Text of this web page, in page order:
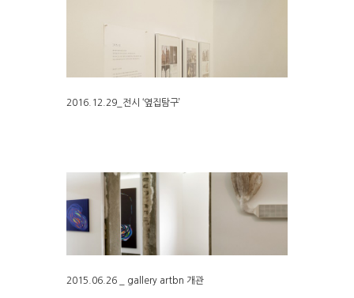
2016.12.29_전시 ‘옆집탐구’
2015.06.26 _ gallery artbn 개관